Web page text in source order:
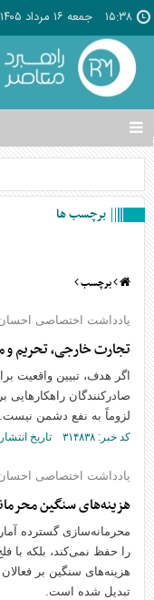
۱۵:۳۸ جمعه ۱۶ مرداد ۱۴۰۵
تغییر
وضعیت
منوی
ها
برچسب ها
برچسب
یادداشت اختصاصی احسان
تجارت خارجی، تحریم و
اگر هدف، تبیین واقعیت
صادرکنندگان راهکارهایی
لزوماً به نفع دشمن نیست.
کد خبر: ۳۱۴۸۳۸ تاریخ انتشار : ۱۴۰۵/۰۵/۱۰
یادداشت اختصاصی احسان
هزینه‌های سنگین
محرمانه‌سازی گسترده
را حفظ نمی‌کند، بلکه با
هزینه‌های سنگین بر
تبدیل شده است.